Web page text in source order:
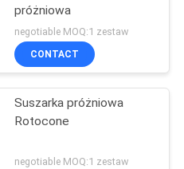
próżniowa
negotiable MOQ:1 zestaw
CONTACT
Suszarka próżniowa
Rotocone
negotiable MOQ:1 zestaw